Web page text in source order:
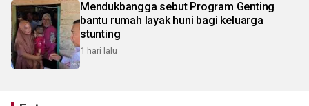
Mendukbangga sebut Program Genting
bantu rumah layak huni bagi keluarga
stunting
1 hari lalu